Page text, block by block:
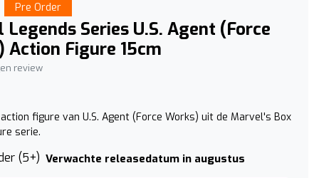
Pre Order
Legends Series U.S. Agent (Force
Action Figure 15cm
review
figure van U.S. Agent (Force Works) uit de Marvel's Box
serie.
(5+) Verwachte releasedatum in augustus